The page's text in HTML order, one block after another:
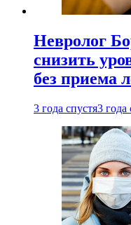
Невролог
снизить
без приема
3 года спустя3 года